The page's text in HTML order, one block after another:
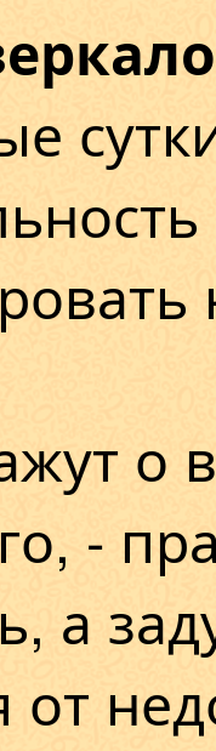
о
-
а
от